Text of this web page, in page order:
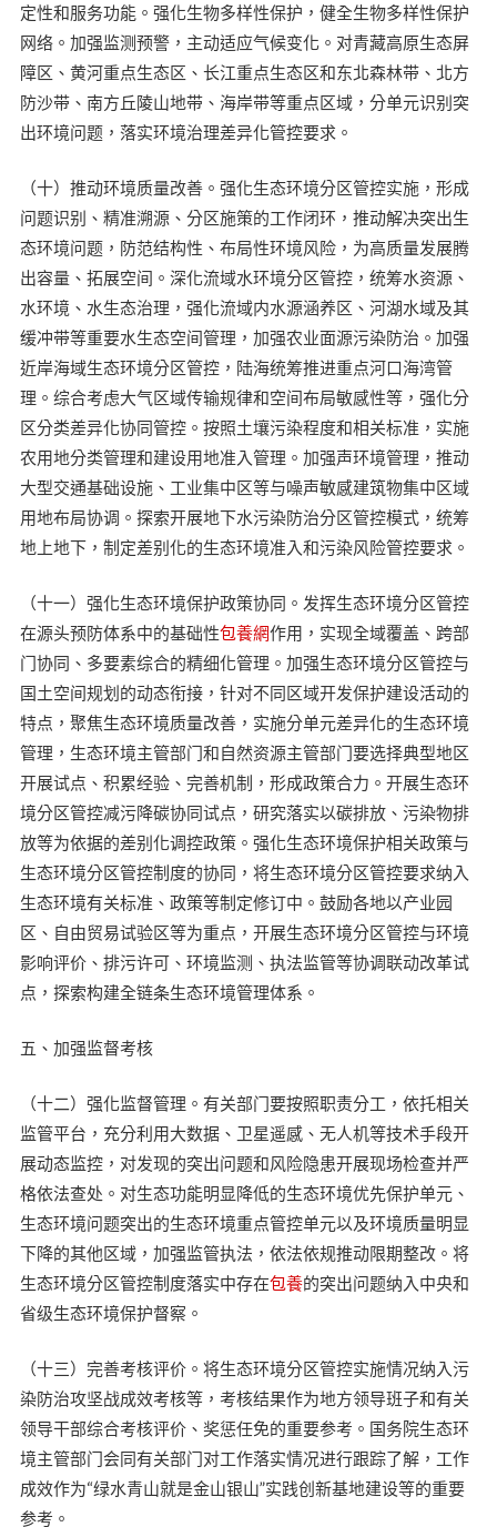
定性和服务功能。强化生物多样性保护，健全生物多样性保护
网络。加强监测预警，主动适应气候变化。对青藏高原生态屏
障区、黄河重点生态区、长江重点生态区和东北森林带、北方
防沙带、南方丘陵山地带、海岸带等重点区域，分单元识别突
出环境问题，落实环境治理差异化管控要求。
（十）推动环境质量改善。强化生态环境分区管控实施，形成
问题识别、精准溯源、分区施策的工作闭环，推动解决突出生
态环境问题，防范结构性、布局性环境风险，为高质量发展腾
出容量、拓展空间。深化流域水环境分区管控，统筹水资源、
水环境、水生态治理，强化流域内水源涵养区、河湖水域及其
缓冲带等重要水生态空间管理，加强农业面源污染防治。加强
近岸海域生态环境分区管控，陆海统筹推进重点河口海湾管
理。综合考虑大气区域传输规律和空间布局敏感性等，强化分
区分类差异化协同管控。按照土壤污染程度和相关标准，实施
农用地分类管理和建设用地准入管理。加强声环境管理，推动
大型交通基础设施、工业集中区等与噪声敏感建筑物集中区域
用地布局协调。探索开展地下水污染防治分区管控模式，统筹
地上地下，制定差别化的生态环境准入和污染风险管控要求。
（十一）强化生态环境保护政策协同。发挥生态环境分区管控
在源头预防体系中的基础性包養網作用，实现全域覆盖、跨部
门协同、多要素综合的精细化管理。加强生态环境分区管控与
国土空间规划的动态衔接，针对不同区域开发保护建设活动的
特点，聚焦生态环境质量改善，实施分单元差异化的生态环境
管理，生态环境主管部门和自然资源主管部门要选择典型地区
开展试点、积累经验、完善机制，形成政策合力。开展生态环
境分区管控减污降碳协同试点，研究落实以碳排放、污染物排
放等为依据的差别化调控政策。强化生态环境保护相关政策与
生态环境分区管控制度的协同，将生态环境分区管控要求纳入
生态环境有关标准、政策等制定修订中。鼓励各地以产业园
区、自由贸易试验区等为重点，开展生态环境分区管控与环境
影响评价、排污许可、环境监测、执法监管等协调联动改革试
点，探索构建全链条生态环境管理体系。
五、加强监督考核
（十二）强化监督管理。有关部门要按照职责分工，依托相关
监管平台，充分利用大数据、卫星遥感、无人机等技术手段开
展动态监控，对发现的突出问题和风险隐患开展现场检查并严
格依法查处。对生态功能明显降低的生态环境优先保护单元、
生态环境问题突出的生态环境重点管控单元以及环境质量明显
下降的其他区域，加强监管执法，依法依规推动限期整改。将
生态环境分区管控制度落实中存在包養的突出问题纳入中央和
省级生态环境保护督察。
（十三）完善考核评价。将生态环境分区管控实施情况纳入污
染防治攻坚战成效考核等，考核结果作为地方领导班子和有关
领导干部综合考核评价、奖惩任免的重要参考。国务院生态环
境主管部门会同有关部门对工作落实情况进行跟踪了解，工作
成效作为“绿水青山就是金山银山”实践创新基地建设等的重要
参考。